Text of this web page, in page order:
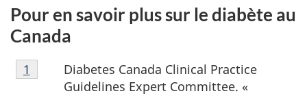
Pour en savoir plus sur le diabète au
Canada
1
Diabetes Canada Clinical Practice
Guidelines Expert Committee. «
Retour à laréférence de la note de bas de page
1